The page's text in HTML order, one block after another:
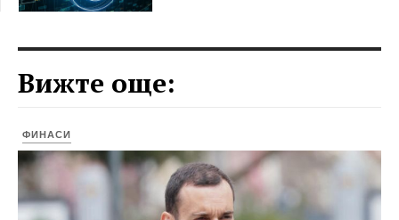
Вижте още:
ФИНАСИ